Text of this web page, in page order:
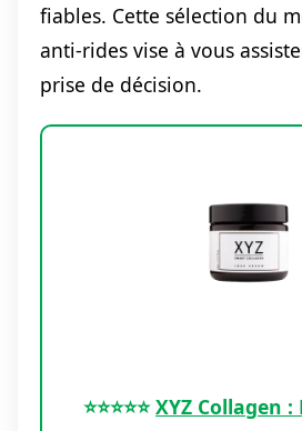
fiables. Cette sélection du
anti-rides vise à vous
prise de décision.
⭐️⭐️⭐️⭐️⭐️XYZ Collagen :